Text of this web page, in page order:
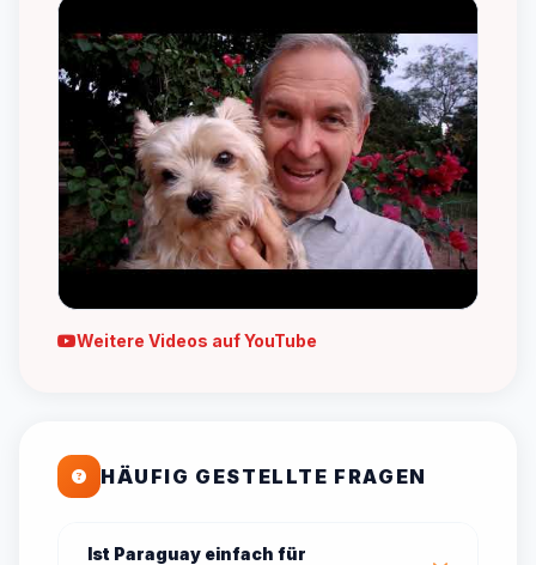
Weitere Videos auf YouTube
HÄUFIG GESTELLTE FRAGEN
Ist Paraguay einfach für